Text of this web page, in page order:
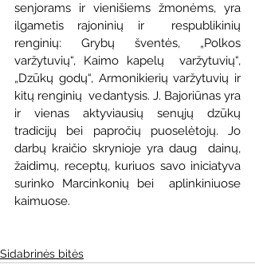
senjorams ir vienišiems žmonėms, yra
ilgametis rajoninių ir  respublikinių
renginių: Grybų šventės, „Polkos
varžytuvių“, Kaimo kapelų  varžytuvių“,
„Dzūkų godų“, Armonikierių varžytuvių ir
kitų renginių  vedantysis. J. Bajoriūnas yra
ir vienas aktyviausių senųjų dzūkų
tradicijų bei papročių puoselėtojų. Jo
darbų kraičio skrynioje yra daug  dainų,
žaidimų, receptų, kuriuos savo iniciatyva
surinko Marcinkonių bei  aplinkiniuose
kaimuose.
Sidabrinės bitės